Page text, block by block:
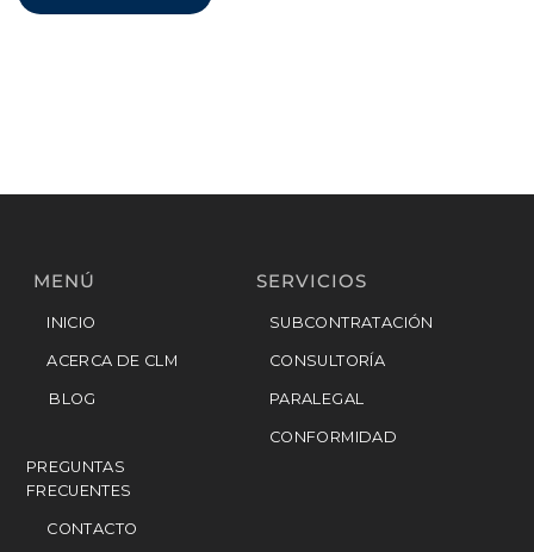
MENÚ
INICIO
ACERCA DE CLM
BLOG
PREGUNTAS
FRECUENTES
CONTACTO
SERVICIOS
SUBCONTRATACIÓN
CONSULTORÍA
PARALEGAL
CONFORMIDAD